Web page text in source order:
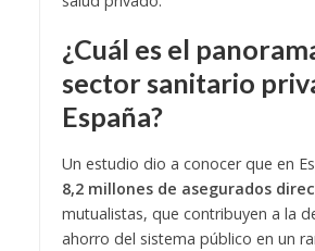
¿Cuál es el
sector sanitario
España?
Un estudio dio a conocer que en
8,2 millones de asegurados
mutualistas, que contribuyen a la
ahorro del sistema público en un